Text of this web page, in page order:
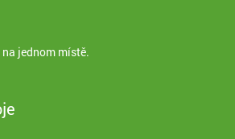
jednom místě.